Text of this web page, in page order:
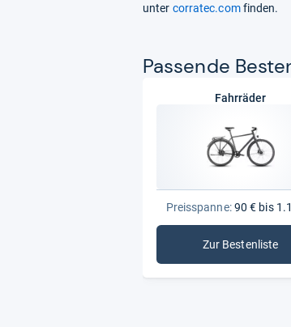
unter corratec.comfinden.
Pas­sende
Fahrräder
Preisspanne:90 € bis
Zur Bestenliste
: Fahrräder